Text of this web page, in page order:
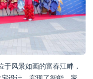
风景如画的富春江畔，